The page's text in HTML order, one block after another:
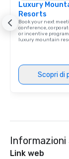
Luxury
Resorts
Book your next
conference,
or incentive program
luxury mountain
Scopri di
Link web